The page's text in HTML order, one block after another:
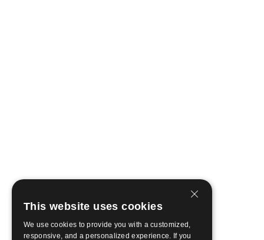
This website uses cookies
We use cookies to provide you with a customized,
responsive, and a personalized experience. If you